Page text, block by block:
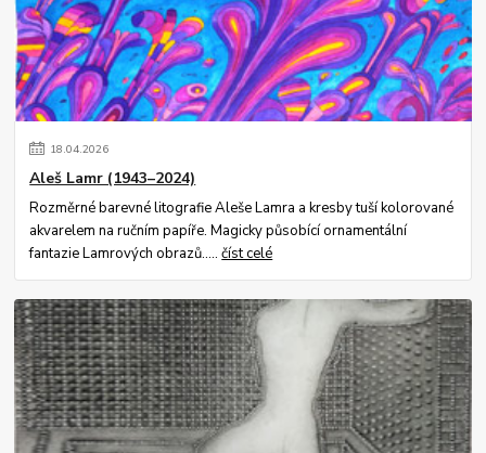
18.04.2026
Aleš Lamr (1943–2024)
Rozměrné barevné litografie Aleše Lamra a kresby tuší kolorované
akvarelem na ručním papíře. Magicky působící ornamentální
fantazie Lamrových obrazů.....číst celé